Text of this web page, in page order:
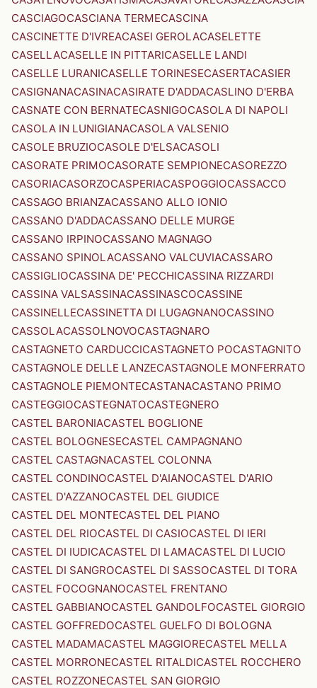
CASCIAGOCASCIANA TERMECASCINA
CASCINETTE D'IVREACASEI GEROLACASELETTE
CASELLACASELLE IN PITTARICASELLE LANDI
CASELLE LURANICASELLE TORINESECASERTACASIER
CASIGNANACASINACASIRATE D'ADDACASLINO D'ERBA
CASNATE CON BERNATECASNIGOCASOLA DI NAPOLI
CASOLA IN LUNIGIANACASOLA VALSENIO
CASOLE BRUZIOCASOLE D'ELSACASOLI
CASORATE PRIMOCASORATE SEMPIONECASOREZZO
CASORIACASORZOCASPERIACASPOGGIOCASSACCO
CASSAGO BRIANZACASSANO ALLO IONIO
CASSANO D'ADDACASSANO DELLE MURGE
CASSANO IRPINOCASSANO MAGNAGO
CASSANO SPINOLACASSANO VALCUVIACASSARO
CASSIGLIOCASSINA DE' PECCHICASSINA RIZZARDI
CASSINA VALSASSINACASSINASCOCASSINE
CASSINELLECASSINETTA DI LUGAGNANOCASSINO
CASSOLACASSOLNOVOCASTAGNARO
CASTAGNETO CARDUCCICASTAGNETO POCASTAGNITO
CASTAGNOLE DELLE LANZECASTAGNOLE MONFERRATO
CASTAGNOLE PIEMONTECASTANACASTANO PRIMO
CASTEGGIOCASTEGNATOCASTEGNERO
CASTEL BARONIACASTEL BOGLIONE
CASTEL BOLOGNESECASTEL CAMPAGNANO
CASTEL CASTAGNACASTEL COLONNA
CASTEL CONDINOCASTEL D'AIANOCASTEL D'ARIO
CASTEL D'AZZANOCASTEL DEL GIUDICE
CASTEL DEL MONTECASTEL DEL PIANO
CASTEL DEL RIOCASTEL DI CASIOCASTEL DI IERI
CASTEL DI IUDICACASTEL DI LAMACASTEL DI LUCIO
CASTEL DI SANGROCASTEL DI SASSOCASTEL DI TORA
CASTEL FOCOGNANOCASTEL FRENTANO
CASTEL GABBIANOCASTEL GANDOLFOCASTEL GIORGIO
CASTEL GOFFREDOCASTEL GUELFO DI BOLOGNA
CASTEL MADAMACASTEL MAGGIORECASTEL MELLA
CASTEL MORRONECASTEL RITALDICASTEL ROCCHERO
CASTEL ROZZONECASTEL SAN GIORGIO